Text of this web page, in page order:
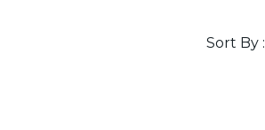
Sort By :